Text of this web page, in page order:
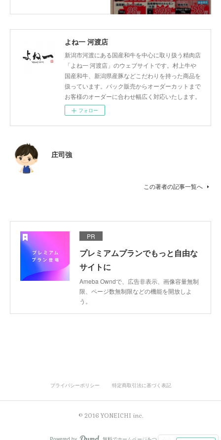
よね一 河渡店
新潟市河渡にある国産和牛を中心に取り扱う精肉店
「よね一 河渡店」のウェブサイトです。村上牛や
国産和牛、新潟県産豚などこだわりを持った商品を
扱っています。パック販売からオーダーカットまで
お客様のオーダーに合わせ幅広く対応いたします。
フォロー
庄司強
この著者の記事一覧へ
PR
プレミアムプランでもっと自由な
サイトに
Ameba Owndで、広告非表示、画像容量無制
限、ページ数無制限などの機能を開放しよ
う。
プライバシーポリシー 特定商取引法に基づく表記
© 2016 YONEICHI inc.